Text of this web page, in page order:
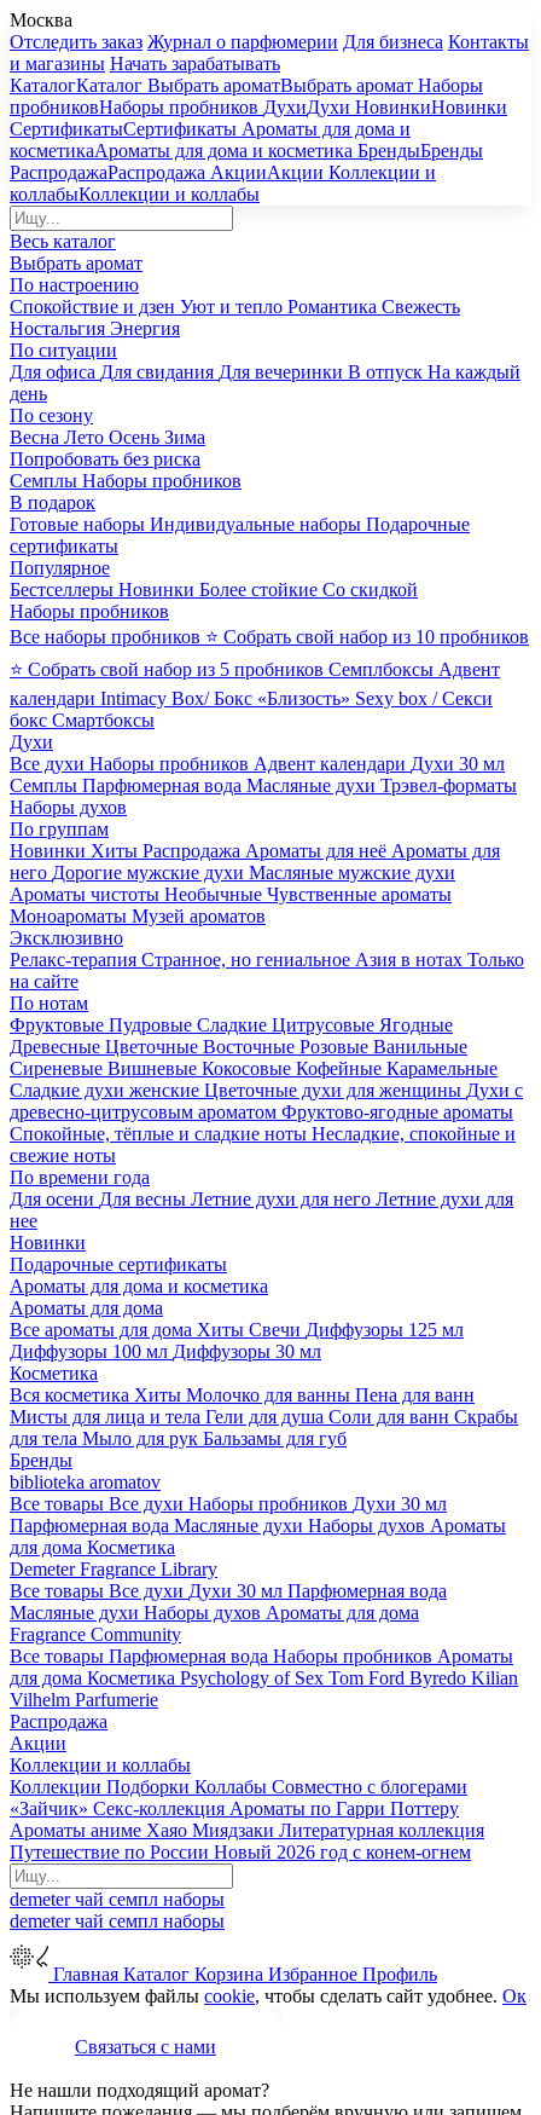
Москва
Отследить заказ Журнал о парфюмерии Для бизнеса Контакты
и магазины Начать зарабатывать
КаталогКаталог Выбрать ароматВыбрать аромат Наборы
пробниковНаборы пробников ДухиДухи НовинкиНовинки
СертификатыСертификаты Ароматы для дома и
косметикаАроматы для дома и косметика БрендыБренды
РаспродажаРаспродажа АкцииАкции Коллекции и
коллабыКоллекции и коллабы
Весь каталог
Выбрать аромат
По настроению
Спокойствие и дзен Уют и тепло Романтика Свежесть
Ностальгия Энергия
По ситуации
Для офиса Для свидания Для вечеринки В отпуск На каждый
день
По сезону
Весна Лето Осень Зима
Попробовать без риска
Семплы Наборы пробников
В подарок
Готовые наборы Индивидуальные наборы Подарочные
сертификаты
Популярное
Бестселлеры Новинки Более стойкие Со скидкой
Наборы пробников
Все наборы пробников ⭐ Собрать свой набор из 10 пробников
⭐ Собрать свой набор из 5 пробников Семплбоксы Адвент
календари Intimacy Box/ Бокс «Близость» Sexy box / Секси
бокс Смартбоксы
Духи
Все духи Наборы пробников Адвент календари Духи 30 мл
Семплы Парфюмерная вода Масляные духи Трэвел-форматы
Наборы духов
По группам
Новинки Хиты Распродажа Ароматы для неё Ароматы для
него Дорогие мужские духи Масляные мужские духи
Ароматы чистоты Необычные Чувственные ароматы
Моноароматы Музей ароматов
Эксклюзивно
Релакс-терапия Странное, но гениальное Азия в нотах Только
на сайте
По нотам
Фруктовые Пудровые Сладкие Цитрусовые Ягодные
Древесные Цветочные Восточные Розовые Ванильные
Сиреневые Вишневые Кокосовые Кофейные Карамельные
Сладкие духи женские Цветочные духи для женщины Духи с
древесно-цитрусовым ароматом Фруктово-ягодные ароматы
Спокойные, тёплые и сладкие ноты Несладкие, спокойные и
свежие ноты
По времени года
Для осени Для весны Летние духи для него Летние духи для
нее
Новинки
Подарочные сертификаты
Ароматы для дома и косметика
Ароматы для дома
Все ароматы для дома Хиты Свечи Диффузоры 125 мл
Диффузоры 100 мл Диффузоры 30 мл
Косметика
Вся косметика Хиты Молочко для ванны Пена для ванн
Мисты для лица и тела Гели для душа Соли для ванн Скрабы
для тела Мыло для рук Бальзамы для губ
Бренды
biblioteka aromatov
Все товары Все духи Наборы пробников Духи 30 мл
Парфюмерная вода Масляные духи Наборы духов Ароматы
для дома Косметика
Demeter Fragrance Library
Все товары Все духи Духи 30 мл Парфюмерная вода
Масляные духи Наборы духов Ароматы для дома
Fragrance Community
Все товары Парфюмерная вода Наборы пробников Ароматы
для дома Косметика Psychology of Sex Tom Ford Byredo Kilian
Vilhelm Parfumerie
Распродажа
Акции
Коллекции и коллабы
Коллекции Подборки Коллабы Совместно с блогерами
«Зайчик» Секс-коллекция Ароматы по Гарри Поттеру
Ароматы аниме Хаяо Миядзаки Литературная коллекция
Путешествие по России Новый 2026 год с конем-огнем
demeterчай семпл наборы
demeterчай семпл наборы
Главная Каталог Корзина Избранное Профиль
Мы используем файлы cookie, чтобы сделать сайт удобнее. Ок
Связаться с нами
Не нашли подходящий аромат?